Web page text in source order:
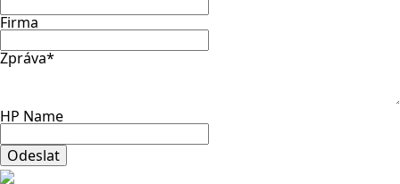
Firma
Zpráva*
HP Name
Odeslat